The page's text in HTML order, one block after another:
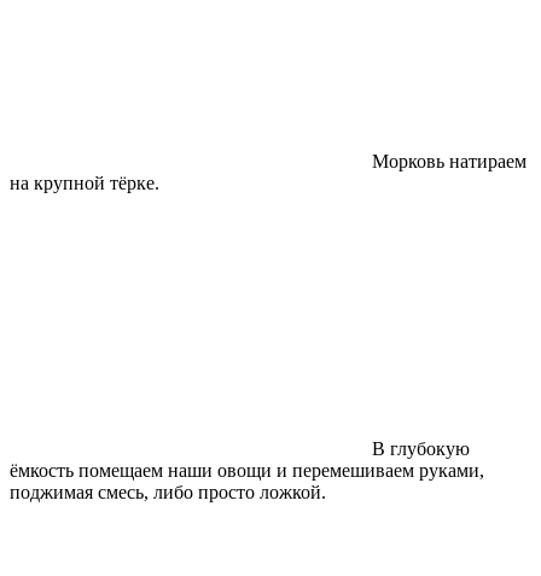
Морковь натираем
на крупной тёрке.
В глубокую
ёмкость помещаем наши овощи и перемешиваем руками,
поджимая смесь, либо просто ложкой.